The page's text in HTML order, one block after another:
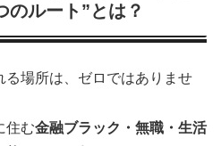
のルート”とは？
場所は、ゼロではありませ
住む金融ブラック・無職・生活